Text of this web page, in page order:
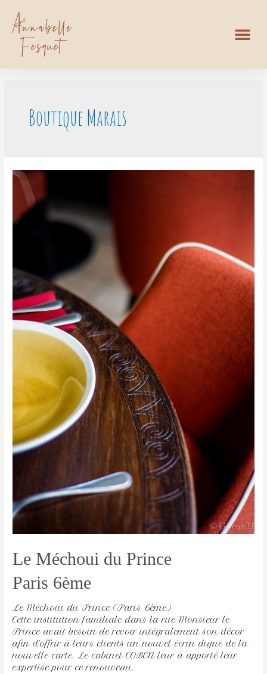
Boutique Marais
Le Méchoui du Prince
Paris 6ème
Le Méchoui du Prince (Paris 6ème)
Cette institution familiale dans la rue Monsieur le
Prince avait besoin de revoir intégralement son décor
afin d’offrir à leurs clients un nouvel écrin digne de la
nouvelle carte. Le cabinet COBEN leur a apporté leur
expertise pour ce renouveau.